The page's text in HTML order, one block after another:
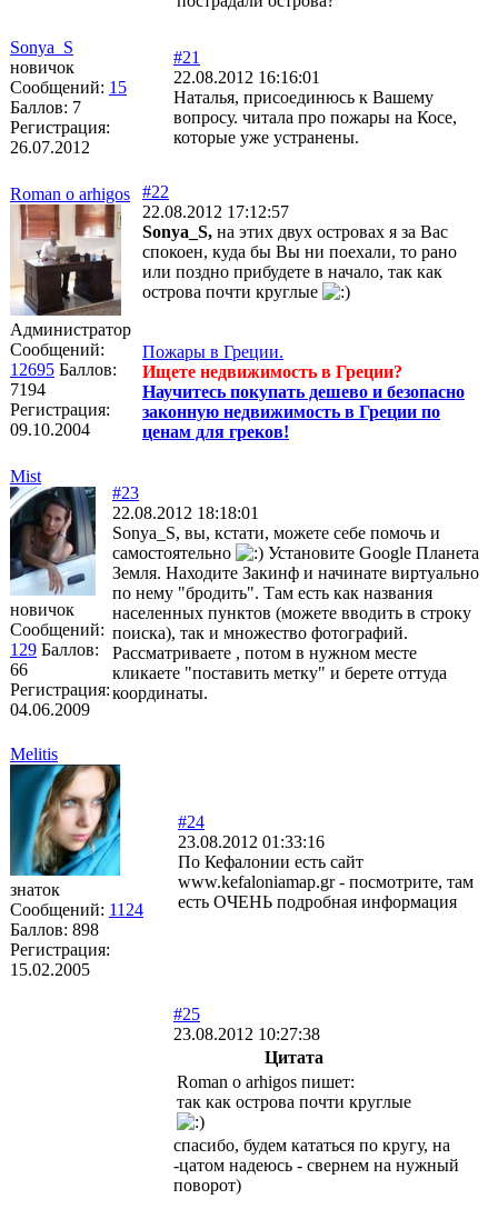
Sonya_S
новичок
Сообщений: 15
Баллов: 7
Регистрация:
26.07.2012
#21
22.08.2012 16:16:01
Наталья, присоединюсь к Вашему
вопросу. читала про пожары на Косе,
которые уже устранены.
Roman o arhigos
Администратор
Сообщений:
12695 Баллов:
7194
Регистрация:
09.10.2004
#22
22.08.2012 17:12:57
Sonya_S, на этих двух островах я за Вас
спокоен, куда бы Вы ни поехали, то рано
или поздно прибудете в начало, так как
острова почти круглые
Пожары в Греции.
Ищете недвижимость в Греции?
Научитесь покупать дешево и безопасно
законную недвижимость в Греции по
ценам для греков!
Mist
новичок
Сообщений:
129 Баллов:
66
Регистрация:
04.06.2009
#23
22.08.2012 18:18:01
Sonya_S, вы, кстати, можете себе помочь и
самостоятельно
Установите Google Планета
Земля. Находите Закинф и начинате виртуально
по нему "бродить". Там есть как названия
населенных пунктов (можете вводить в строку
поиска), так и множество фотографий.
Рассматриваете , потом в нужном месте
кликаете "поставить метку" и берете оттуда
координаты.
Melitis
знаток
Сообщений: 1124
Баллов: 898
Регистрация:
15.02.2005
#24
23.08.2012 01:33:16
По Кефалонии есть сайт
www.kefaloniamap.gr - посмотрите, там
есть ОЧЕНЬ подробная информация
#25
23.08.2012 10:27:38
Цитата
Roman o arhigos пишет:
так как острова почти круглые
спасибо, будем кататься по кругу, на
-цатом надеюсь - свернем на нужный
поворот)